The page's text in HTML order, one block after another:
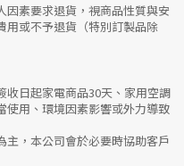
因素要求退貨，視商品性質與安
用或不予退貨（特別訂製品除
收日起家電商品30天、家用空調
使用、環境因素影響或外力導致
主，本公司會於必要時協助客戶